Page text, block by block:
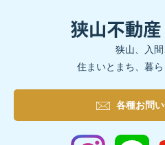
狭山、入間
住まいとまち、暮
各種お問